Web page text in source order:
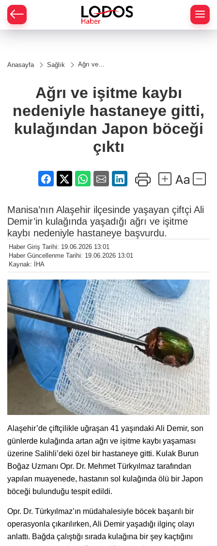
Anasayfa Sağlık
Ağrı ve
nedeniyle
hastaneye
kulağından
Japon
çıktı
Ağrı ve işitme kaybı
nedeniyle hastaneye gitti,
kulağından Japon böceği
çıktı
Manisa’nın Alaşehir ilçesinde yaşayan çiftçi Ali
Demir’in kulağında yaşadığı ağrı ve işitme
kaybı nedeniyle hastaneye başvurdu.
Haber Giriş Tarihi: 19.06.2026 13:01
Haber Güncellenme Tarihi: 19.06.2026 13:01
Kaynak: İHA
Alaşehir’de çiftçilikle uğraşan 41 yaşındaki Ali Demir, son
günlerde kulağında artan ağrı ve işitme kaybı yaşaması
üzerine Salihli’deki özel bir hastaneye gitti. Kulak Burun
Boğaz Uzmanı Opr. Dr. Mehmet Türkyılmaz tarafından
yapılan muayenede, hastanın sol kulağında ölü bir Japon
böceği bulunduğu tespit edildi.
Opr. Dr. Türkyılmaz’ın müdahalesiyle böcek başarılı bir
operasyonla çıkarılırken, Ali Demir yaşadığı ilginç olayı
anlattı. Bağda çalıştığı sırada kulağına bir şey kaçtığını